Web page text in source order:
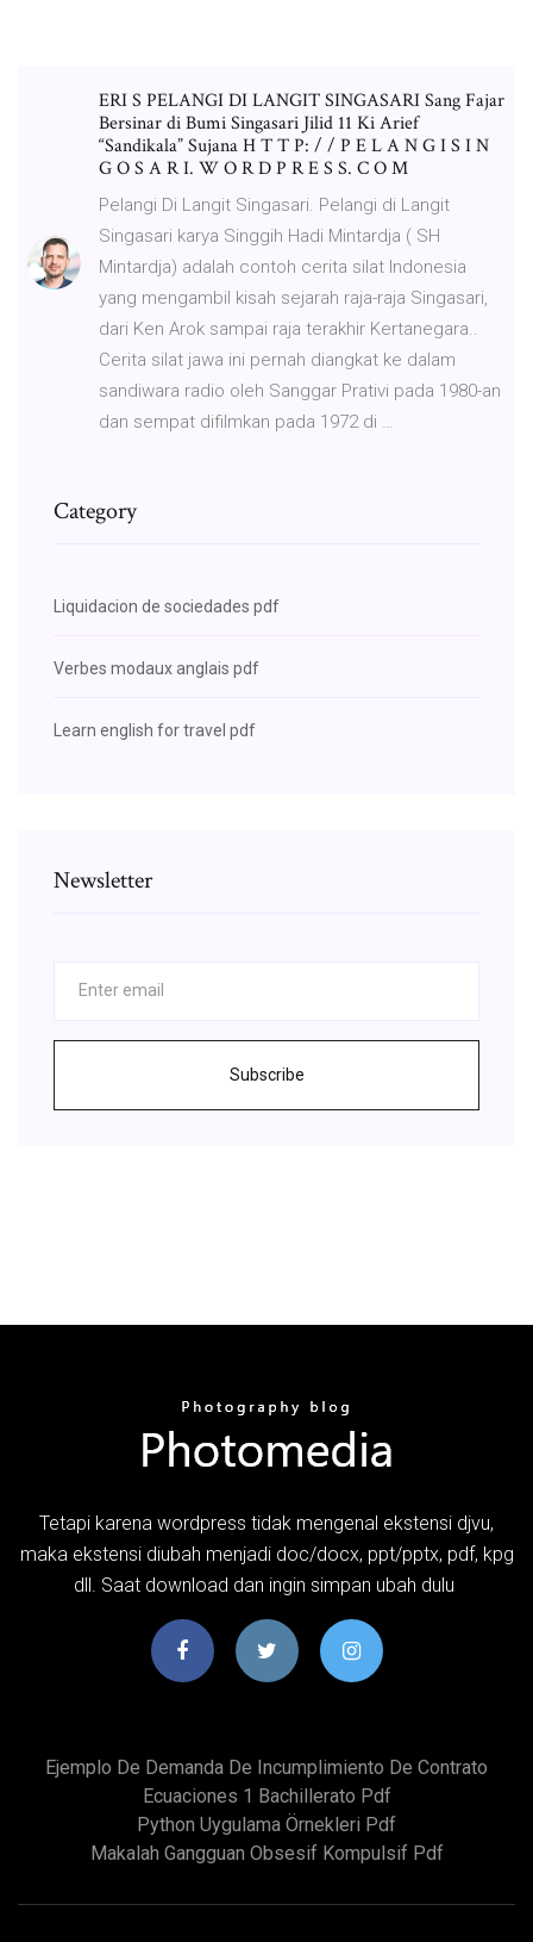
ERI S PELANGI DI LANGIT SINGASARI Sang Fajar
Bersinar di Bumi Singasari Jilid 11 Ki Arief
“Sandikala” Sujana H T T P: / / P E L A N G I S I N
G O S A R I. W O R D P R E S S. C O M
Pelangi Di Langit Singasari. Pelangi di Langit
Singasari karya Singgih Hadi Mintardja ( SH
Mintardja) adalah contoh cerita silat Indonesia
yang mengambil kisah sejarah raja-raja Singasari,
dari Ken Arok sampai raja terakhir Kertanegara..
Cerita silat jawa ini pernah diangkat ke dalam
sandiwara radio oleh Sanggar Prativi pada 1980-an
dan sempat difilmkan pada 1972 di …
Category
Liquidacion de sociedades pdf
Verbes modaux anglais pdf
Learn english for travel pdf
Newsletter
Subscribe
Tetapi karena wordpress tidak mengenal ekstensi djvu,
maka ekstensi diubah menjadi doc/docx, ppt/pptx, pdf, kpg
dll. Saat download dan ingin simpan ubah dulu
Ejemplo De Demanda De Incumplimiento De Contrato
Ecuaciones 1 Bachillerato Pdf
Python Uygulama Örnekleri Pdf
Makalah Gangguan Obsesif Kompulsif Pdf